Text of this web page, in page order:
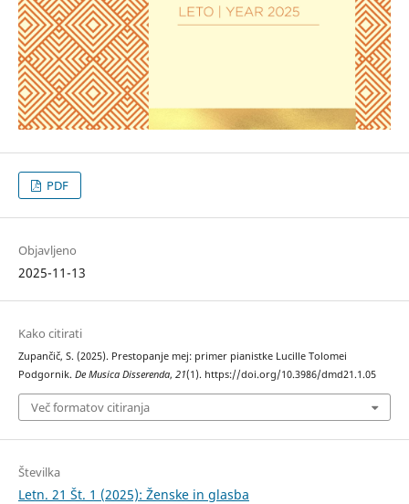
PDF
Objavljeno
2025-11-13
Kako citirati
Zupančič, S. (2025). Prestopanje mej: primer pianistke Lucille Tolomei
Podgornik. De Musica Disserenda, 21(1). https://doi.org/10.3986/dmd21.1.05
Več formatov citiranja
Številka
Letn. 21 Št. 1 (2025): Ženske in glasba